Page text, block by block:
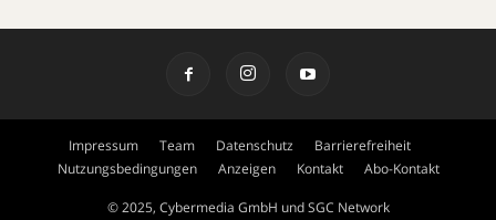
Impressum Team Datenschutz
Barrierefreiheit
Nutzungsbedingungen
Anzeigen Kontakt Abo-Kontakt
© 2025, Cybermedia GmbH und SGC Network